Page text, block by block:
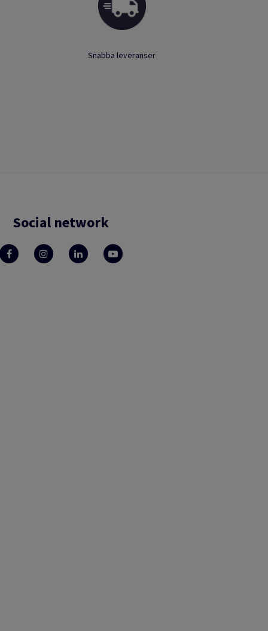
Snabba leveranser
Social network